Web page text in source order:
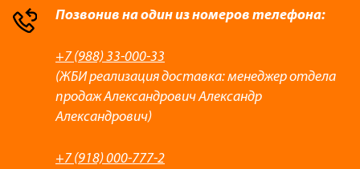
Позвонив на один из номеров телефона:
+7 (988) 33-000-33
(ЖБИ реализация доставка: менеджер отдела
продаж Александрович Александр
Александрович)
+7 (918) 000-777-2